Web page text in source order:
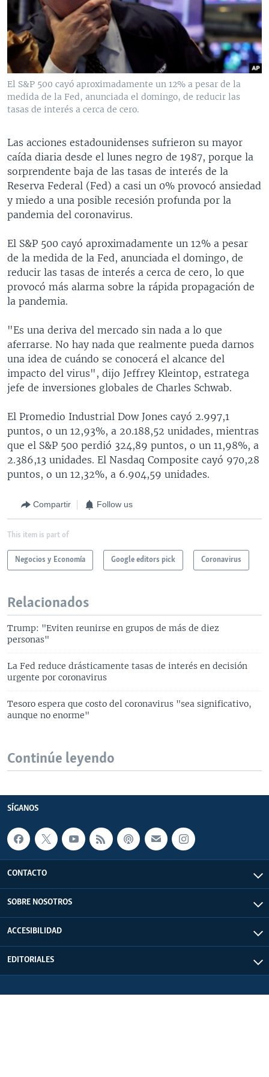
VENEZUELA
BRASIL
NICARAGUA
ECONOMÍA
ENTRETENIMIENTO Y CULTURA
TECNOLOGÍA
DEPORTES
CIENCIA Y SALUD
MULTIMEDIA
VIDEOS
FOTOGRAFÍA
AUDIOS
PROGRAMAS TV
EL MUNDO AL DÍA
FORO INTERAMERICANO
VISIÓN 360
PANORAMA
RADIO
AVANCE INFORMATIVO
AUDIONOTICIAS
ESTADOS UNIDOS AL DÍA
EL MUNDO AL DÍA [RADIO]
FORO [RADIO]
DEPORTIVO INTERNACIONAL
ENTRETENIMIENTO
DIRECT
DOCUMENTALES DE LA VOA
SÍGANOS
Idiomas
El S&P 500 cayó aproximadamente un 12% a pesar de la
medida de la Fed, anunciada el domingo, de reducir las
tasas de interés a cerca de cero.
Las acciones estadounidenses sufrieron su mayor
caída diaria desde el lunes negro de 1987, porque la
sorprendente baja de las tasas de interés de la
Reserva Federal (Fed) a casi un 0% provocó ansiedad
y miedo a una posible recesión profunda por la
pandemia del coronavirus.
El S&P 500 cayó aproximadamente un 12% a pesar
de la medida de la Fed, anunciada el domingo, de
reducir las tasas de interés a cerca de cero, lo que
provocó más alarma sobre la rápida propagación de
la pandemia.
"Es una deriva del mercado sin nada a lo que
aferrarse. No hay nada que realmente pueda darnos
una idea de cuándo se conocerá el alcance del
impacto del virus", dijo Jeffrey Kleintop, estratega
jefe de inversiones globales de Charles Schwab.
El Promedio Industrial Dow Jones cayó 2.997,1
puntos, o un 12,93%, a 20.188,52 unidades, mientras
que el S&P 500 perdió 324,89 puntos, o un 11,98%, a
2.386,13 unidades. El Nasdaq Composite cayó 970,28
puntos, o un 12,32%, a 6.904,59 unidades.
Compartir Follow us
This item is part of
Negocios y Economía Google editors pick Coronavirus
Relacionados
Trump: "Eviten reunirse en grupos de más de diez
personas"
La Fed reduce drásticamente tasas de interés en decisión
urgente por coronavirus
Tesoro espera que costo del coronavirus "sea significativo,
aunque no enorme"
Continúe leyendo
SÍGANOS
CONTACTO
SOBRE NOSOTROS
ACCESIBILIDAD
EDITORIALES